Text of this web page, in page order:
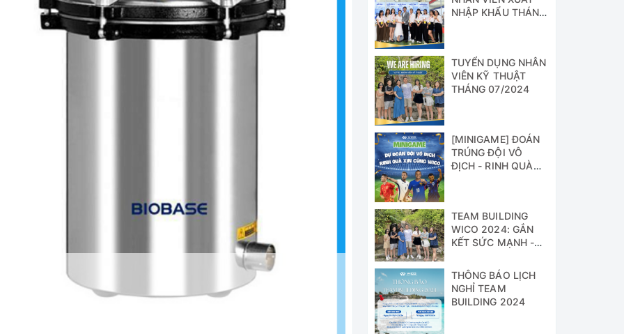
NHẬP KHẨU THÁNG
TUYỂN DỤNG NHÂN
VIÊN KỸ THUẬT
THÁNG 07/2024
[MINIGAME] ĐOÁN
TRÚNG ĐỘI VÔ
ĐỊCH - RINH QUÀ
TEAM BUILDING
WICO 2024: GẮN
KẾT SỨC MẠNH -
THÀNH CÔNG
THÔNG BÁO LỊCH
NGHỈ TEAM
BUILDING 2024